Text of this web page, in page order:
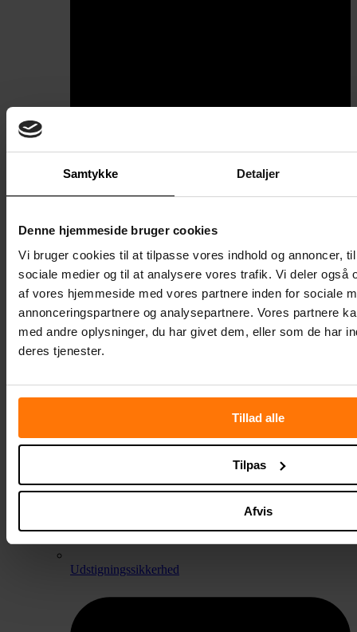
Samtykke Detaljer
Denne hjemmeside bruger cookies
Vi bruger cookies til at tilpasse vores indhold og annoncer,
sociale medier og til at analysere vores trafik. Vi deler også
af vores hjemmeside med vores partnere inden for sociale
annonceringspartnere og analysepartnere. Vores partnere
med andre oplysninger, du har givet dem, eller som de har
deres tjenester.
Tillad alle
Tilpas
Afvis
Aflåsning
Udstigningssikkerhed